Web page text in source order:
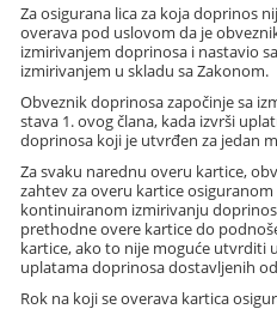
Za osigurana lica za koja doprinos
overava pod uslovom da je
izmirivanjem doprinosa i nastavio
izmirivanjem u skladu sa Zakonom.
Obveznik doprinosa započinje sa
stava 1. ovog člana, kada izvrši
doprinosa koji je utvrđen za jedan
Za svaku narednu overu kartice,
zahtev za overu kartice
kontinuiranom izmirivanju
prethodne overe kartice do
kartice, ako to nije moguće utvrditi
uplatama doprinosa dostavljenih
Rok na koji se overava kartica